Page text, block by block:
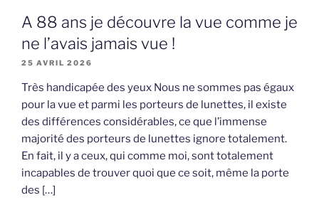
A 88 ans je découvre la vue comme je
ne l’avais jamais vue !
25 AVRIL 2026
Très handicapée des yeux Nous ne sommes pas égaux
pour la vue et parmi les porteurs de lunettes, il existe
des différences considérables, ce que l’immense
majorité des porteurs de lunettes ignore totalement.
En fait, il y a ceux, qui comme moi, sont totalement
incapables de trouver quoi que ce soit, même la porte
des […]